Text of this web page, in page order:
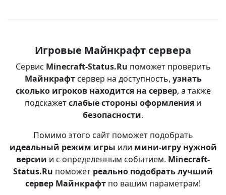
Игровые Майнкрафт сервера
Сервис Minecraft-Status.Ru поможет проверить
Майнкрафтсервер на доступность, узнать
сколько игроков находится на сервер, а также
подскажетслабые стороны оформления и
безопасности.
Помимо этого сайт поможет подобрать
идеальный режим игры или мини-игру нужной
версии и с определенным событием. Minecraft-
Status.Ru поможет реально подобрать лучший
сервер Майнкрафт по вашим параметрам!